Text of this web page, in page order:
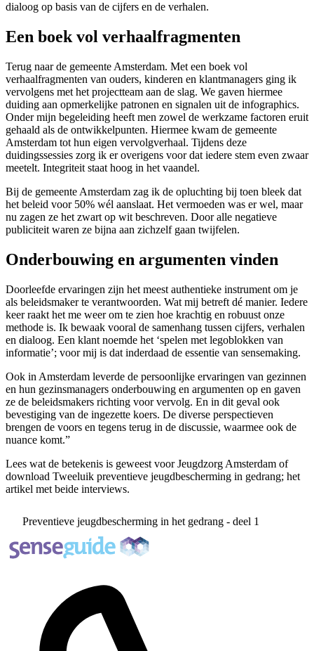
dialoog op basis van de cijfers en de verhalen.
Een boek vol verhaalfragmenten
Terug naar de gemeente Amsterdam. Met een boek vol
verhaalfragmenten van ouders, kinderen en klantmanagers ging ik
vervolgens met het projectteam aan de slag. We gaven hiermee
duiding aan opmerkelijke patronen en signalen uit de infographics.
Onder mijn begeleiding heeft men zowel de werkzame factoren eruit
gehaald als de ontwikkelpunten. Hiermee kwam de gemeente
Amsterdam tot hun eigen vervolgverhaal. Tijdens deze
duidingssessies zorg ik er overigens voor dat iedere stem even zwaar
meetelt. Integriteit staat hoog in het vaandel.
Bij de gemeente Amsterdam zag ik de opluchting bij toen bleek dat
het beleid voor 50% wél aanslaat. Het vermoeden was er wel, maar
nu zagen ze het zwart op wit beschreven. Door alle negatieve
publiciteit waren ze bijna aan zichzelf gaan twijfelen.
Onderbouwing en argumenten vinden
Doorleefde ervaringen zijn het meest authentieke instrument om je
als beleidsmaker te verantwoorden. Wat mij betreft dé manier. Iedere
keer raakt het me weer om te zien hoe krachtig en robuust onze
methode is. Ik bewaak vooral de samenhang tussen cijfers, verhalen
en dialoog. Een klant noemde het ‘spelen met legoblokken van
informatie’; voor mij is dat inderdaad de essentie van sensemaking.
Ook in Amsterdam leverde de persoonlijke ervaringen van gezinnen
en hun gezinsmanagers onderbouwing en argumenten op en gaven
ze de beleidsmakers richting voor vervolg. En in dit geval ook
bevestiging van de ingezette koers. De diverse perspectieven
brengen de voors en tegens terug in de discussie, waarmee ook de
nuance komt.”
Lees wat de betekenis is geweest voor Jeugdzorg Amsterdam of
download Tweeluik preventieve jeugdbescherming in gedrang; het
artikel met beide interviews.
Preventieve jeugdbescherming in het gedrang - deel 1